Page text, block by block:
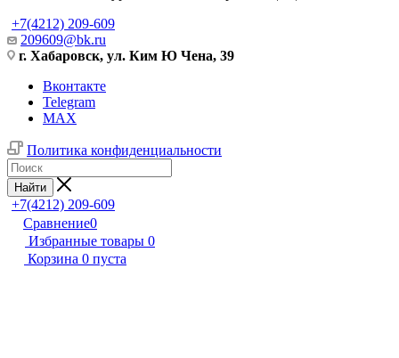
+7(4212) 209-609
209609@bk.ru
г. Хабаровск, ул. Ким Ю Чена, 39
Вконтакте
Telegram
MAX
Политика конфиденциальности
Найти
+7(4212) 209-609
Сравнение0
Избранные товары 0
Корзина 0 пуста